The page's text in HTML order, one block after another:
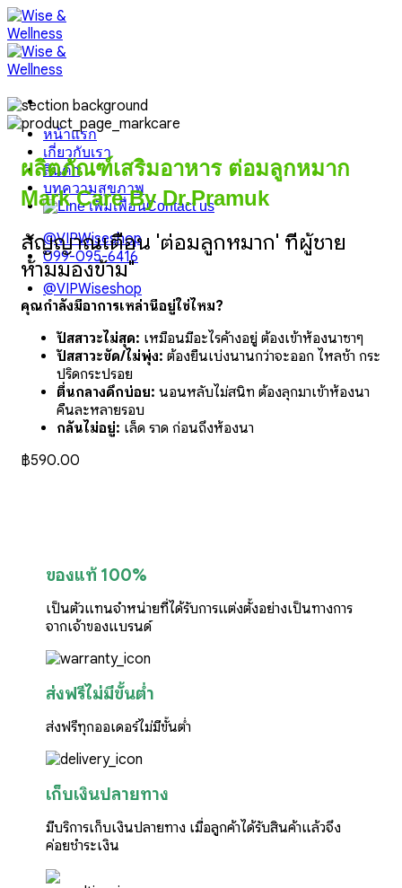
Skip
to
content
หน้าแรก
เกี่ยวกับเรา
สินค้า
บทความสุขภาพ
Contact us
@VIPWiseshop
099-095-6416
@VIPWiseshop
ผลิตภัณฑ์เสริมอาหาร ต่อมลูกหมาก
Mark Care By Dr.Pramuk
สัญญาณเตือน 'ต่อมลูกหมาก' ที่ผู้ชาย
ห้ามมองข้าม"
คุณกำลังมีอาการเหล่านี้อยู่ใช่ไหม?
ปัสสาวะไม่สุด: เหมือนมีอะไรค้างอยู่ ต้องเข้าห้องน้ำซ้ำๆ
ปัสสาวะขัด/ไม่พุ่ง: ต้องยืนเบ่งนานกว่าจะออก ไหลช้า กระ
ปริดกระปรอย
ตื่นกลางดึกบ่อย: นอนหลับไม่สนิท ต้องลุกมาเข้าห้องน้ำ
คืนละหลายรอบ
กลั้นไม่อยู่: เล็ด ราด ก่อนถึงห้องน้ำ
฿590.00
ของแท้ 100%
เป็นตัวแทนจำหน่ายที่ได้รับการแต่งตั้งอย่างเป็นทางการ
จากเจ้าของแบรนด์
ส่งฟรีไม่มีขั้นต่ำ
ส่งฟรีทุกออเดอร์ไม่มีขั้นต่ำ
เก็บเงินปลายทาง
มีบริการเก็บเงินปลายทาง เมื่อลูกค้าได้รับสินค้าแล้วจึง
ค่อยชำระเงิน